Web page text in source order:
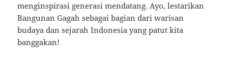
menginspirasi generasi mendatang. Ayo, lestarikan
Bangunan Gagah sebagai bagian dari warisan
budaya dan sejarah Indonesia yang patut kita
banggakan!